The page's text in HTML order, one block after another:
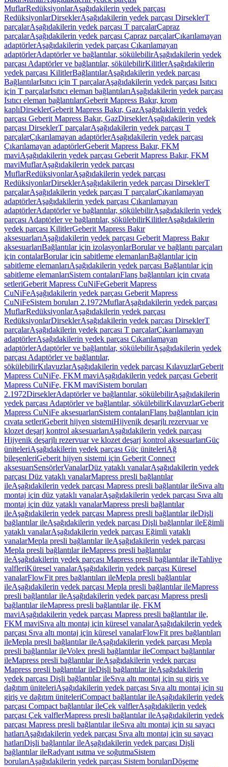
MuflarRedüksiyonlarAşağıdakilerin yedek parçası
RedüksiyonlarDirseklerAşağıdakilerin yedek parçası DirseklerT
parçalarAşağıdakilerin yedek parçası T parçalarÇapraz
parçalarAşağıdakilerin yedek parçası Çapraz parçalarÇıkarılamayan
adaptörlerAşağıdakilerin yedek parçası Çıkarılamayan
adaptörlerAdaptörler ve bağlantılar, sökülebilirAşağıdakilerin yedek
parçası Adaptörler ve bağlantılar, sökülebilirKilitlerAşağıdakilerin
yedek parçası KilitlerBağlantılarAşağıdakilerin yedek parçası
BağlantılarIsıtıcı için T parçalarAşağıdakilerin yedek parçası Isıtıcı
için T parçalarIsıtıcı eleman bağlantılarıAşağıdakilerin yedek parçası
Isıtıcı eleman bağlantılarıGeberit Mapress Bakır, krom
kaplıDirseklerGeberit Mapress Bakır, GazAşağıdakilerin yedek
parçası Geberit Mapress Bakır, GazDirseklerAşağıdakilerin yedek
parçası DirseklerT parçalarAşağıdakilerin yedek parçası T
parçalarÇıkarılamayan adaptörlerAşağıdakilerin yedek parçası
Çıkarılamayan adaptörlerGeberit Mapress Bakır, FKM
maviAşağıdakilerin yedek parçası Geberit Mapress Bakır, FKM
maviMuflarAşağıdakilerin yedek parçası
MuflarRedüksiyonlarAşağıdakilerin yedek parçası
RedüksiyonlarDirseklerAşağıdakilerin yedek parçası DirseklerT
parçalarAşağıdakilerin yedek parçası T parçalarÇıkarılamayan
adaptörlerAşağıdakilerin yedek parçası Çıkarılamayan
adaptörlerAdaptörler ve bağlantılar, sökülebilirAşağıdakilerin yedek
parçası Adaptörler ve bağlantılar, sökülebilirKilitlerAşağıdakilerin
yedek parçası KilitlerGeberit Mapress Bakır
aksesuarlarıAşağıdakilerin yedek parçası Geberit Mapress Bakır
aksesuarlarıBağlantılar için izolasyonlarBorular ve bağlantı parçaları
için contalarBorular için sabitleme elemanlarıBağlantılar için
sabitleme elemanlarıAşağıdakilerin yedek parçası Bağlantılar için
sabitleme elemanlarıSistem contalarıFlanş bağlantıları için cıvata
setleriGeberit Mapress CuNiFeGeberit Mapress
CuNiFeAşağıdakilerin yedek parçası Geberit Mapress
CuNiFeSistem boruları 2.1972MuflarAşağıdakilerin yedek parçası
MuflarRedüksiyonlarAşağıdakilerin yedek parçası
RedüksiyonlarDirseklerAşağıdakilerin yedek parçası DirseklerT
parçalarAşağıdakilerin yedek parçası T parçalarÇıkarılamayan
adaptörlerAşağıdakilerin yedek parçası Çıkarılamayan
adaptörlerAdaptörler ve bağlantılar, sökülebilirAşağıdakilerin yedek
parçası Adaptörler ve bağlantılar,
sökülebilirKılavuzlarAşağıdakilerin yedek parçası KılavuzlarGeberit
Mapress CuNiFe, FKM maviAşağıdakilerin yedek parçası Geberit
Mapress CuNiFe, FKM maviSistem boruları
2.1972DirseklerAdaptörler ve bağlantılar, sökülebilirAşağıdakilerin
yedek parçası Adaptörler ve bağlantılar, sökülebilirKılavuzlarGeberit
Mapress CuNiFe aksesuarlarıSistem contalarıFlanş bağlantıları için
cıvata setleriGeberit hijyen sistemiHijyenik deşarjlı rezervuar ve
klozet deşarj kontrol aksesuarlarıAşağıdakilerin yedek parçası
Hijyenik deşarjlı rezervuar ve klozet deşarj kontrol aksesuarlarıGüç
üniteleriAşağıdakilerin yedek parçası Güç üniteleriAğ
bileşenleriGeberit hijyen sistemi için Geberit Connect
aksesuarıSensörlerVanalarDüz yataklı vanalarAşağıdakilerin yedek
parçası Düz yataklı vanalarMapress presli bağlantılar
ileAşağıdakilerin yedek parçası Mapress presli bağlantılar ileSıva altı
montaj için düz yataklı vanalarAşağıdakilerin yedek parçası Sıva altı
montaj için düz yataklı vanalarMapress presli bağlantılar
ileAşağıdakilerin yedek parçası Mapress presli bağlantılar ileDişli
bağlantılar ileAşağıdakilerin yedek parçası Dişli bağlantılar ileEğimli
yataklı vanalarAşağıdakilerin yedek parçası Eğimli yataklı
vanalarMepla presli bağlantılar ileAşağıdakilerin yedek parçası
Mepla presli bağlantılar ileMapress presli bağlantılar
ileAşağıdakilerin yedek parçası Mapress presli bağlantılar ileTahliye
valfleriKüresel vanalarAşağıdakilerin yedek parçası Küresel
vanalarFlowFit pres bağlantıları ileMepla presli bağlantılar
ileAşağıdakilerin yedek parçası Mepla presli bağlantılar ileMapress
presli bağlantılar ileAşağıdakilerin yedek parçası Mapress presli
bağlantılar ileMapress presli bağlantılar ile, FKM
maviAşağıdakilerin yedek parçası Mapress presli bağlantılar ile,
FKM maviSıva altı montaj için küresel vanalarAşağıdakilerin yedek
parçası Sıva altı montaj için küresel vanalarFlowFit pres bağlantıları
ileMepla presli bağlantılar ileAşağıdakilerin yedek parçası Mepla
presli bağlantılar ileVolex presli bağlantılar ileCompact bağlantılar
ileMapress presli bağlantılar ileAşağıdakilerin yedek parçası
Mapress presli bağlantılar ileDişli bağlantılar ileAşağıdakilerin
yedek parçası Dişli bağlantılar ileSıva altı montaj için su giriş ve
dağıtım üniteleriAşağıdakilerin yedek parçası Sıva altı montaj için su
giriş ve dağıtım üniteleriCompact bağlantılar ileAşağıdakilerin yedek
parçası Compact bağlantılar ileÇek valflerAşağıdakilerin yedek
parçası Çek valflerMapress presli bağlantılar ileAşağıdakilerin yedek
parçası Mapress presli bağlantılar ileSıva altı montaj için su sayacı
hatlarıAşağıdakilerin yedek parçası Sıva altı montaj için su sayacı
hatlarıDişli bağlantılar ileAşağıdakilerin yedek parçası Dişli
bağlantılar ileRadyant ısıtma ve soğutmaSistem
borularıAşağıdakilerin yedek parçası Sistem borularıDöşeme